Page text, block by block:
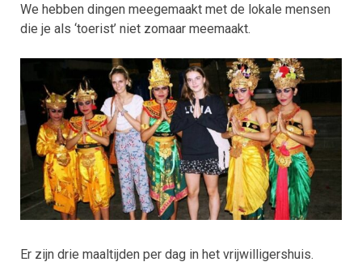
We hebben dingen meegemaakt met de lokale mensen
die je als ‘toerist’ niet zomaar meemaakt.
Er zijn drie maaltijden per dag in het vrijwilligershuis.